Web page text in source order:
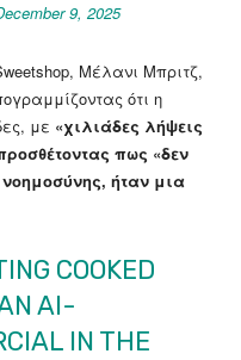
9, 2025
Μέλανι Μπριτζ,
ότι η
με «χιλιάδες λήψεις
πως «δεν
ήταν μια
COOKED
AI-
IN THE